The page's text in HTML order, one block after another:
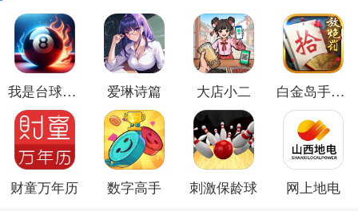
我是台球大师 爱琳诗篇 大店小二 白金岛手游放炮罚
财童万年历 数字高手 刺激保龄球 网上地电